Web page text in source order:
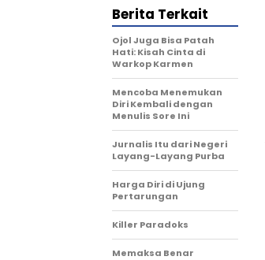
Berita Terkait
Ojol Juga Bisa Patah
Hati: Kisah Cinta di
Warkop Karmen
Mencoba Menemukan
Diri Kembali dengan
Menulis Sore Ini
Jurnalis Itu dari Negeri
Layang-Layang Purba
Harga Diri di Ujung
Pertarungan
Killer Paradoks
Memaksa Benar